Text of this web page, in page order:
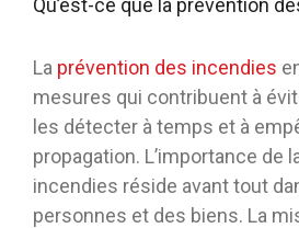
Qu’est-ce que la prévention
La prévention des incendies
mesures qui contribuent à
les détecter à temps et à
propagation. L’importance de
incendies réside avant tout
personnes et des biens. La